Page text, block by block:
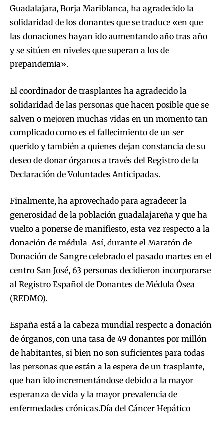
Guadalajara, Borja Mariblanca, ha agradecido la
solidaridad de los donantes que se traduce «en que
las donaciones hayan ido aumentando año tras año
y se sitúen en niveles que superan a los de
prepandemia».
El coordinador de trasplantes ha agradecido la
solidaridad de las personas que hacen posible que se
salven o mejoren muchas vidas en un momento tan
complicado como es el fallecimiento de un ser
querido y también a quienes dejan constancia de su
deseo de donar órganos a través del Registro de la
Declaración de Voluntades Anticipadas.
Finalmente, ha aprovechado para agradecer la
generosidad de la población guadalajareña y que ha
vuelto a ponerse de manifiesto, esta vez respecto a la
donación de médula. Así, durante el Maratón de
Donación de Sangre celebrado el pasado martes en el
centro San José, 63 personas decidieron incorporarse
al Registro Español de Donantes de Médula Ósea
(REDMO).
España está a la cabeza mundial respecto a donación
de órganos, con una tasa de 49 donantes por millón
de habitantes, si bien no son suficientes para todas
las personas que están a la espera de un trasplante,
que han ido incrementándose debido a la mayor
esperanza de vida y la mayor prevalencia de
enfermedades crónicas.Día del Cáncer Hepático